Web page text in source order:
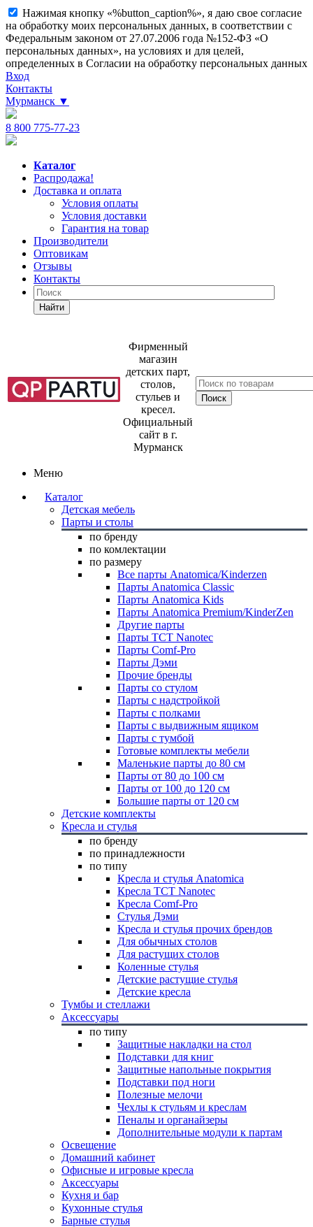
Нажимая кнопку «%button_caption%», я даю свое согласие
на обработку моих персональных данных, в соответствии с
Федеральным законом от 27.07.2006 года №152-ФЗ «О
персональных данных», на условиях и для целей,
определенных в Согласии на обработку персональных данных
Вход
Контакты
Мурманск ▼
8 800 775-77-23
Каталог
Распродажа!
Доставка и оплата
Условия оплаты
Условия доставки
Гарантия на товар
Производители
Оптовикам
Отзывы
Контакты
Найти
Фирменный
магазин
детских парт,
столов,
стульев и
кресел.
Официальный
сайт в г.
Мурманск
Меню
Каталог
Детская мебель
Парты и столы
по бренду
по комлектации
по размеру
Все парты Anatomica/Kinderzen
Парты Anatomica Classic
Парты Anatomica Kids
Парты Anatomica Premium/KinderZen
Другие парты
Парты TCT Nanotec
Парты Comf-Pro
Парты Дэми
Прочие бренды
Парты со стулом
Парты с надстройкой
Парты с полками
Парты с выдвижным ящиком
Парты с тумбой
Готовые комплекты мебели
Маленькие парты до 80 см
Парты от 80 до 100 см
Парты от 100 до 120 см
Большие парты от 120 см
Детские комплекты
Кресла и стулья
по бренду
по принадлежности
по типу
Кресла и стулья Anatomica
Кресла TCT Nanotec
Кресла Comf-Pro
Стулья Дэми
Кресла и стулья прочих брендов
Для обычных столов
Для растущих столов
Коленные стулья
Детские растущие стулья
Детские кресла
Тумбы и стеллажи
Аксессуары
по типу
Защитные накладки на стол
Подставки для книг
Защитные напольные покрытия
Подставки под ноги
Полезные мелочи
Чехлы к стульям и креслам
Пеналы и органайзеры
Дополнительные модули к партам
Освещение
Домашний кабинет
Офисные и игровые кресла
Аксессуары
Кухня и бар
Кухонные стулья
Барные стулья